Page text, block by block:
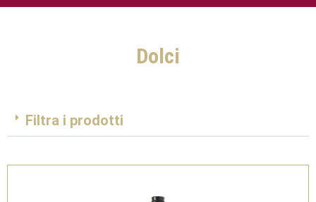
Dolci
Filtra i prodotti